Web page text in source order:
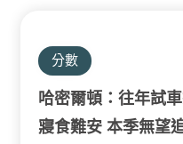
分數
哈密爾頓：往年試
寢食難安 本季無望